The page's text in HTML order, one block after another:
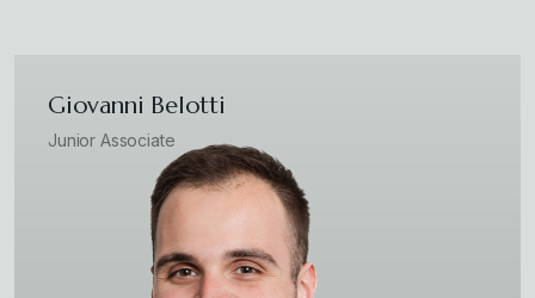
Giovanni Belotti
Junior Associate